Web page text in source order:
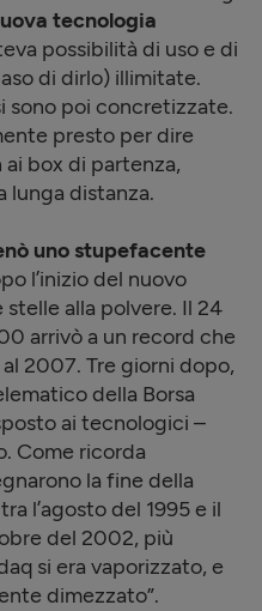
tecnologia
possibilità di uso e di
di dirlo) illimitate.
sono poi concretizzate.
presto per dire
box di partenza,
lunga distanza.
uno stupefacente
l’inizio del nuovo
alla polvere. Il 24
arrivò a un record che
2007. Tre giorni dopo,
della Borsa
ai tecnologici –
Come ricorda
la fine della
l’agosto del 1995 e il
del 2002, più
si era vaporizzato, e
dimezzato”.